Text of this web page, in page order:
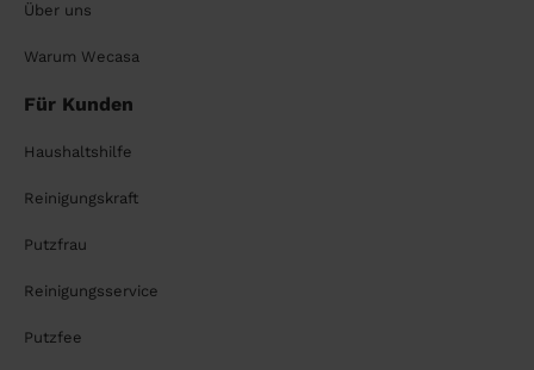
Über uns
Warum Wecasa
Für Kunden
Haushaltshilfe
Reinigungskraft
Putzfrau
Reinigungsservice
Putzfee